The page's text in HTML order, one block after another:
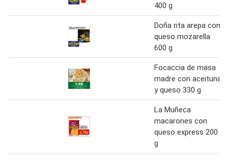
400 g
Doña rita arepa con
queso mozarella
600 g
Focaccia de masa
madre con aceituna
y queso 330 g
La Muñeca
macarones con
queso express 200
g